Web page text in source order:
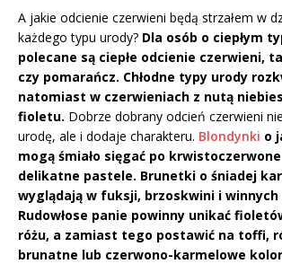
A jakie odcienie czerwieni będą strzałem w
każdego typu urody? Dla osób o ciepłym
polecane są ciepłe odcienie czerwieni,
czy pomarańcz. Chłodne typy urody
natomiast w czerwieniach z nutą
fioletu. Dobrze dobrany odcień czerwieni
urodę, ale i dodaje charakteru. Blondynki o
mogą śmiało sięgać po
delikatne pastele. Brunetki o śniadej
wyglądają w fuksji, brzoskwini i winnych
Rudowłose panie powinny unikać
różu, a zamiast tego postawić na toffi,
brunatne lub czerwono-karmelowe